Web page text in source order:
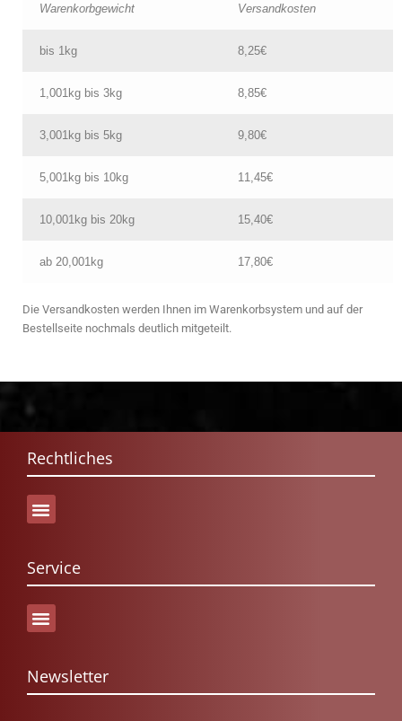
Warenkorbgewicht Versandkosten
bis 1kg 8,25€
1,001kg bis 3kg 8,85€
3,001kg bis 5kg 9,80€
5,001kg bis 10kg 11,45€
10,001kg bis 20kg 15,40€
ab 20,001kg 17,80€
Die Versandkosten werden Ihnen im Warenkorbsystem und auf der
Bestellseite nochmals deutlich mitgeteilt.
Rechtliches
Service
Newsletter